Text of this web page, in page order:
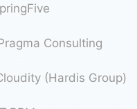
Consulting
(Hardis Group)